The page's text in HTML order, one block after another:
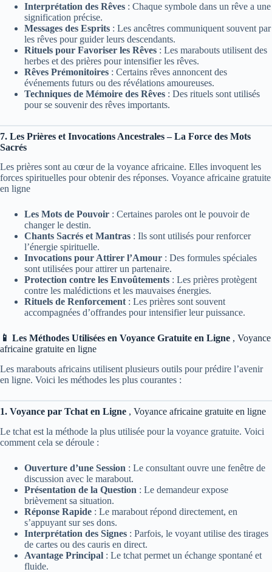
Interprétation des Rêves : Chaque symbole dans un rêve a une
signification précise.
Messages des Esprits : Les ancêtres communiquent souvent par
les rêves pour guider leurs descendants.
Rituels pour Favoriser les Rêves : Les marabouts utilisent des
herbes et des prières pour intensifier les rêves.
Rêves Prémonitoires : Certains rêves annoncent des
événements futurs ou des révélations amoureuses.
Techniques de Mémoire des Rêves : Des rituels sont utilisés
pour se souvenir des rêves importants.
7. Les Prières et Invocations Ancestrales – La Force des Mots
Sacrés
Les prières sont au cœur de la voyance africaine. Elles invoquent les
forces spirituelles pour obtenir des réponses. Voyance africaine gratuite
en ligne
Les Mots de Pouvoir : Certaines paroles ont le pouvoir de
changer le destin.
Chants Sacrés et Mantras : Ils sont utilisés pour renforcer
l’énergie spirituelle.
Invocations pour Attirer l’Amour : Des formules spéciales
sont utilisées pour attirer un partenaire.
Protection contre les Envoûtements : Les prières protègent
contre les malédictions et les mauvaises énergies.
Rituels de Renforcement : Les prières sont souvent
accompagnées d’offrandes pour intensifier leur puissance.
📱 Les Méthodes Utilisées en Voyance Gratuite en Ligne , Voyance
africaine gratuite en ligne
Les marabouts africains utilisent plusieurs outils pour prédire l’avenir
en ligne. Voici les méthodes les plus courantes :
1. Voyance par Tchat en Ligne , Voyance africaine gratuite en ligne
Le tchat est la méthode la plus utilisée pour la voyance gratuite. Voici
comment cela se déroule :
Ouverture d’une Session : Le consultant ouvre une fenêtre de
discussion avec le marabout.
Présentation de la Question : Le demandeur expose
brièvement sa situation.
Réponse Rapide : Le marabout répond directement, en
s’appuyant sur ses dons.
Interprétation des Signes : Parfois, le voyant utilise des tirages
de cartes ou des cauris en direct.
Avantage Principal : Le tchat permet un échange spontané et
fluide.